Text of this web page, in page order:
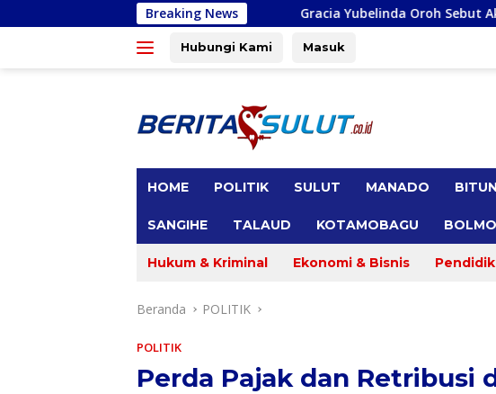
ke
Breaking News
Gracia Yubelinda Oroh Sebut Akses Jalan Tondano-
Hubungi Kami Masuk
HOME POLITIK SULUT MANADO
SANGIHE TALAUD KOTAMOBAGU
Hukum & Kriminal Ekonomi & Bisnis
Beranda POLITIK
POLITIK
Perda Pajak dan Retribusi